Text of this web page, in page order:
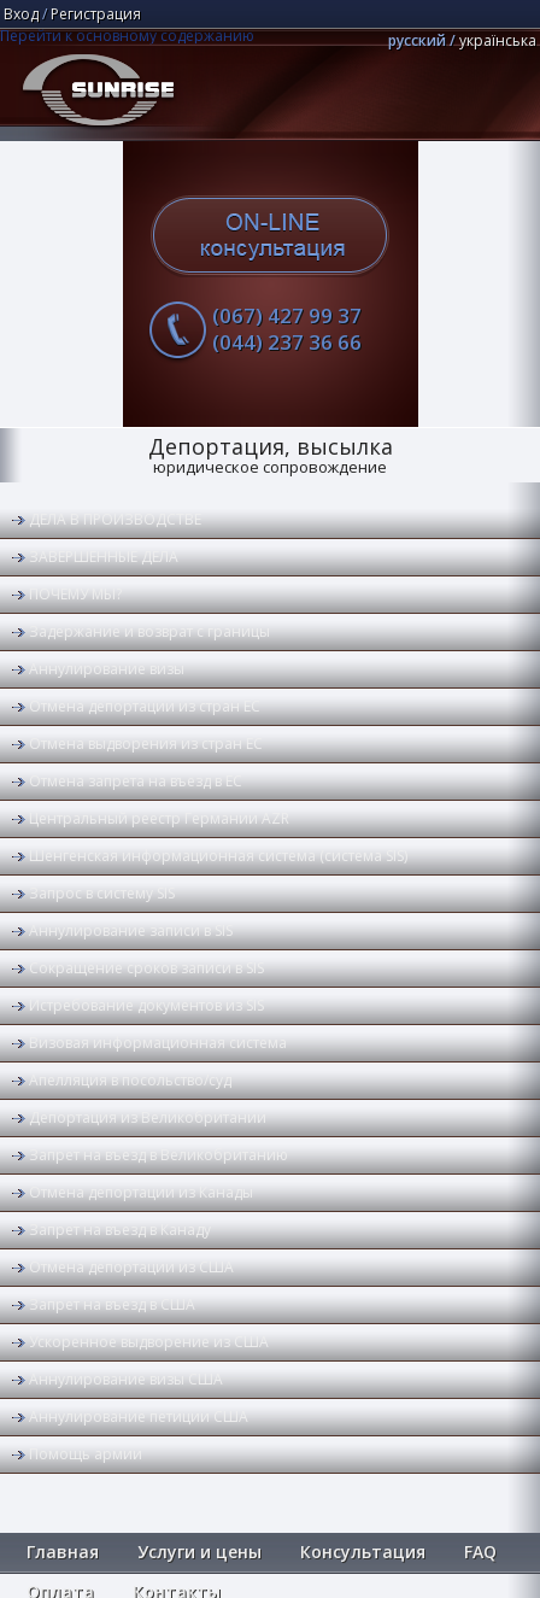
Перейти к основному содержанию
Вход/ Регистрация
русский
українська
Юридическая компания "Центр Санрайз"
(067) 427 99 37
(044) 237 36 66
Депортация, высылка
юридическое сопровождение
ДЕЛА В ПРОИЗВОДСТВЕ
ЗАВЕРШЕННЫЕ ДЕЛА
ПОЧЕМУ МЫ?
Задержание и возврат с границы
Аннулирование визы
Отмена депортации из стран ЕС
Отмена выдворения из стран ЕС
Отмена запрета на въезд в ЕС
Центральный реестр Германии AZR
Шенгенская информационная система (система SIS)
Запрос в систему SIS
Аннулирование записи в SIS
Сокращение сроков записи в SIS
Истребование документов из SIS
Визовая информационная система
Апелляция в посольство/суд
Депортация из Великобритании
Запрет на въезд в Великобританию
Отмена депортации из Канады
Запрет на въезд в Канаду
Отмена депортации из США
Запрет на въезд в США
Ускоренное выдворение из США
Аннулирование визы США
Аннулирование петиции США
Помощь армии
Главная Услуги и цены Консультация
FAQ
Оплата
Контакты